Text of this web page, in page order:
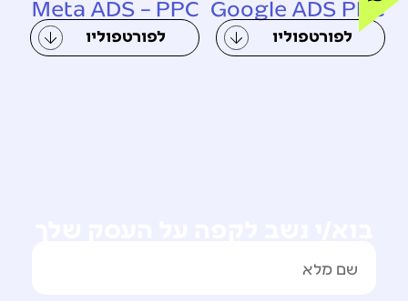
Google ADS PPC
לפורטפוליו
Meta ADS – PPC
לפורטפוליו